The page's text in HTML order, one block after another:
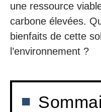
une ressource
carbone élevées.
bienfaits de cette
l’environnement ?